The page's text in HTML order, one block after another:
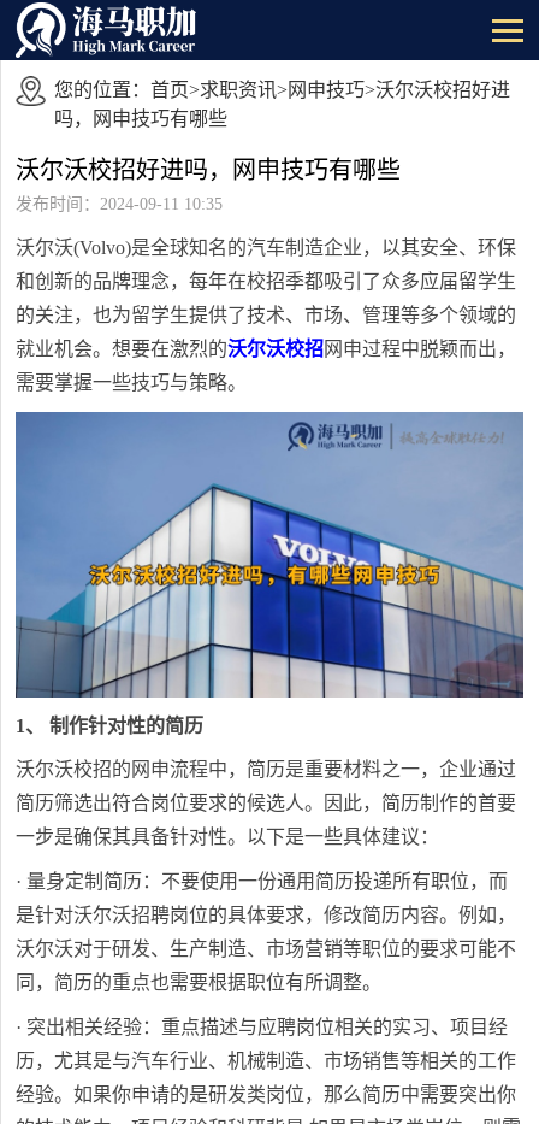
您的位置： 首页>求职资讯>网申技巧>沃尔沃校招好进
吗，网申技巧有哪些
沃尔沃校招好进吗，网申技巧有哪些
发布时间：2024-09-11 10:35
沃尔沃(Volvo)是全球知名的汽车制造企业，以其安全、环保
和创新的品牌理念，每年在校招季都吸引了众多应届留学生
的关注，也为留学生提供了技术、市场、管理等多个领域的
就业机会。想要在激烈的沃尔沃校招网申过程中脱颖而出，
需要掌握一些技巧与策略。
1、 制作针对性的简历
沃尔沃校招的网申流程中，简历是重要材料之一，企业通过
简历筛选出符合岗位要求的候选人。因此，简历制作的首要
一步是确保其具备针对性。以下是一些具体建议：
· 量身定制简历：不要使用一份通用简历投递所有职位，而
是针对沃尔沃招聘岗位的具体要求，修改简历内容。例如，
沃尔沃对于研发、生产制造、市场营销等职位的要求可能不
同，简历的重点也需要根据职位有所调整。
· 突出相关经验：重点描述与应聘岗位相关的实习、项目经
历，尤其是与汽车行业、机械制造、市场销售等相关的工作
经验。如果你申请的是研发类岗位，那么简历中需要突出你